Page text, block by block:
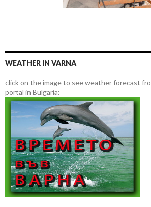
WEATHER IN VARNA
click on the image to see weather forecast
portal in Bulgaria: